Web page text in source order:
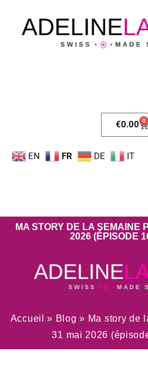
€0.00 0
EN FR DE IT
MA STORY DE LA SEMAINE
2026 (ÉPISODE
Accueil » Blog » Ma story de
31 mai 2026